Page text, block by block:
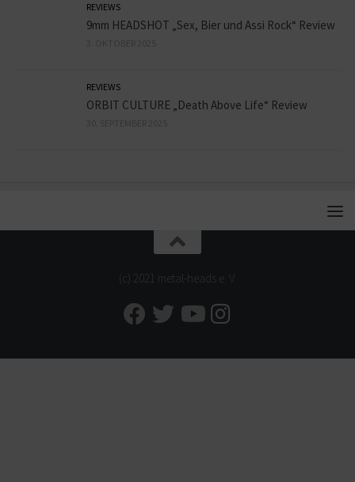
REVIEWS
9mm HEADSHOT „Sex, Bier und Assi Rock“ Review
REVIEWS
ORBIT CULTURE „Death Above Life“ Review
(c) 2021 metal-heads e. V.